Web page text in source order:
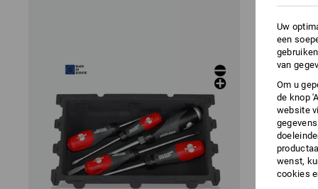
Uw
een
van
Om u
de knop
website
wenst,
cookies